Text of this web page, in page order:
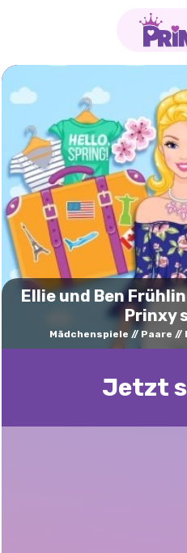
Ellie und Ben
Prinxy
Mädchenspiele Paare
Jetzt